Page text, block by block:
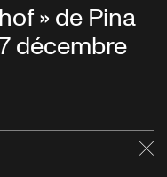
» de Pina
décembre